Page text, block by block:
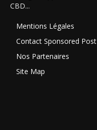
CBD...
Mentions Légales
Contact Sponsored Post
Nos Partenaires
Site Map